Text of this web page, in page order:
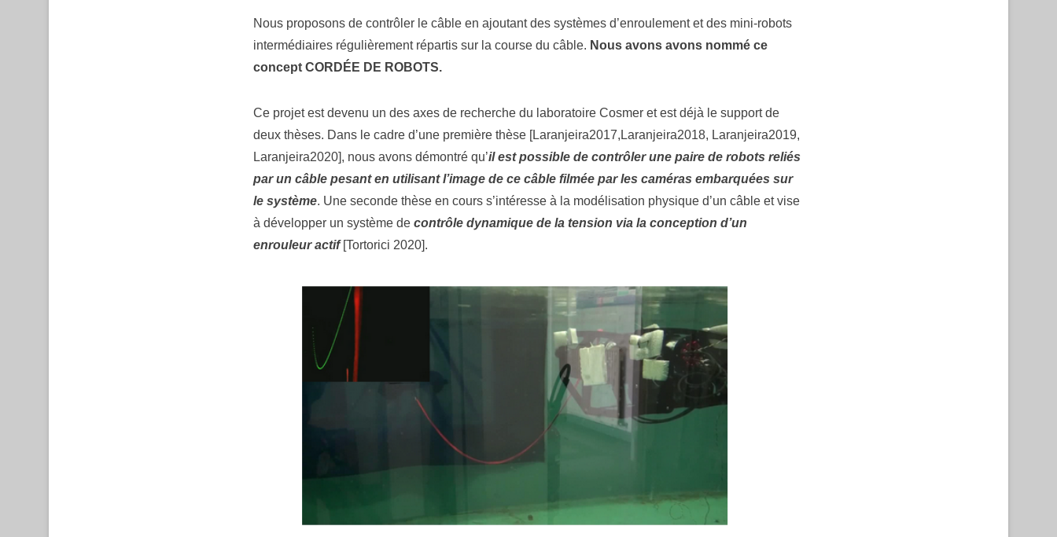
Nous proposons de contrôler le câble en ajoutant des systèmes d’enroulement et des mini-robots
intermédiaires régulièrement répartis sur la course du câble. Nous avons avons nommé ce
concept CORDÉE DE ROBOTS.
Ce projet est devenu un des axes de recherche du laboratoire Cosmer et est déjà le support de
deux thèses. Dans le cadre d’une première thèse [Laranjeira2017,Laranjeira2018, Laranjeira2019,
Laranjeira2020], nous avons démontré qu’il est possible de contrôler une paire de robots reliés
par un câble pesant en utilisant l’image de ce câble filmée par les caméras embarquées sur
le système. Une seconde thèse en cours s’intéresse à la modélisation physique d’un câble et vise
à développer un système de contrôle dynamique de la tension via la conception d’un
enrouleur actif[Tortorici 2020].